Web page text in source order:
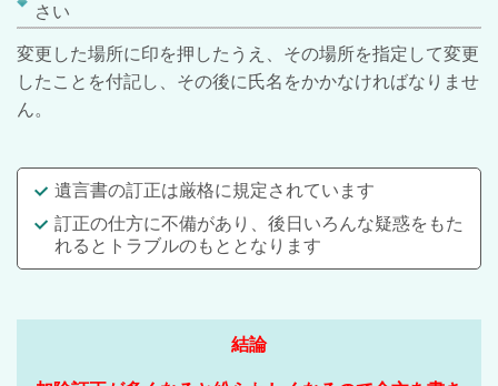
さい
変更した場所に印を押したうえ、その場所を指定して変更
したことを付記し、その後に氏名をかかなければなりませ
ん。
遺言書の訂正は厳格に規定されています
訂正の仕方に不備があり、後日いろんな疑惑をもた
れるとトラブルのもととなります
結論